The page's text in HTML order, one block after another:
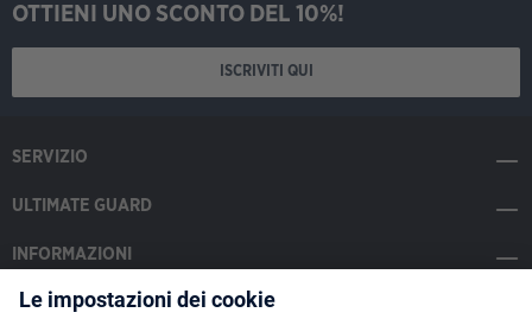
OTTIENI UNO SCONTO DEL 10%!
ISCRIVITI QUI
SERVIZIO
ULTIMATE GUARD
INFORMAZIONI
SOCIAL MEDIA